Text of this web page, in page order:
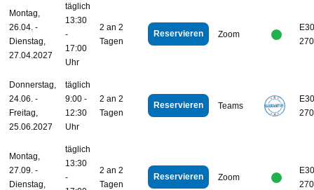
Montag,
26.04. -
Dienstag,
27.04.2027
täglich
13:30
-
17:00
Uhr
2 an 2
Tagen
Reservieren Zoom
Donnerstag,
24.06. -
Freitag,
25.06.2027
täglich
9:00 -
12:30
Uhr
2 an 2
Tagen
Reservieren Teams
Montag,
27.09. -
Dienstag,
täglich
13:30
-
2 an 2
Tagen
Reservieren Zoom